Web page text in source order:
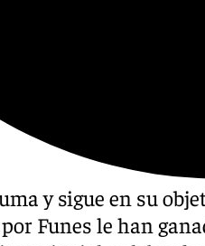
y sigue en su
por Funes le han